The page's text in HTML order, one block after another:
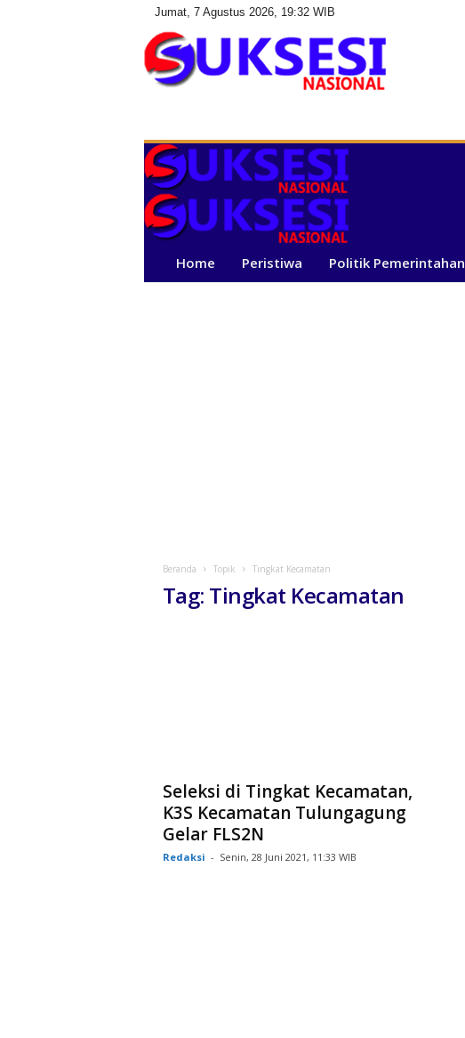
Jumat, 7 Agustus 2026, 19:32 WIB
s
e
i
N
i
Home Peristiwa Politik Pemerintahan
Beranda Topik Tingkat Kecamatan
Tag: Tingkat Kecamatan
Seleksi di Tingkat Kecamatan,
K3S Kecamatan Tulungagung
Gelar FLS2N
Redaksi - Senin, 28 Juni 2021, 11:33 WIB